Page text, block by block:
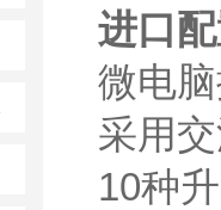
进口
微电脑
采用
10种升